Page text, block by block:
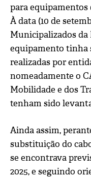
para equipamentos
À data (10 de
Municipalizados
equipamento tinha
realizadas por
nomeadamente o
Mobilidade e dos
tenham sido
Ainda assim,
substituição do
se encontrava
2025, e seguindo